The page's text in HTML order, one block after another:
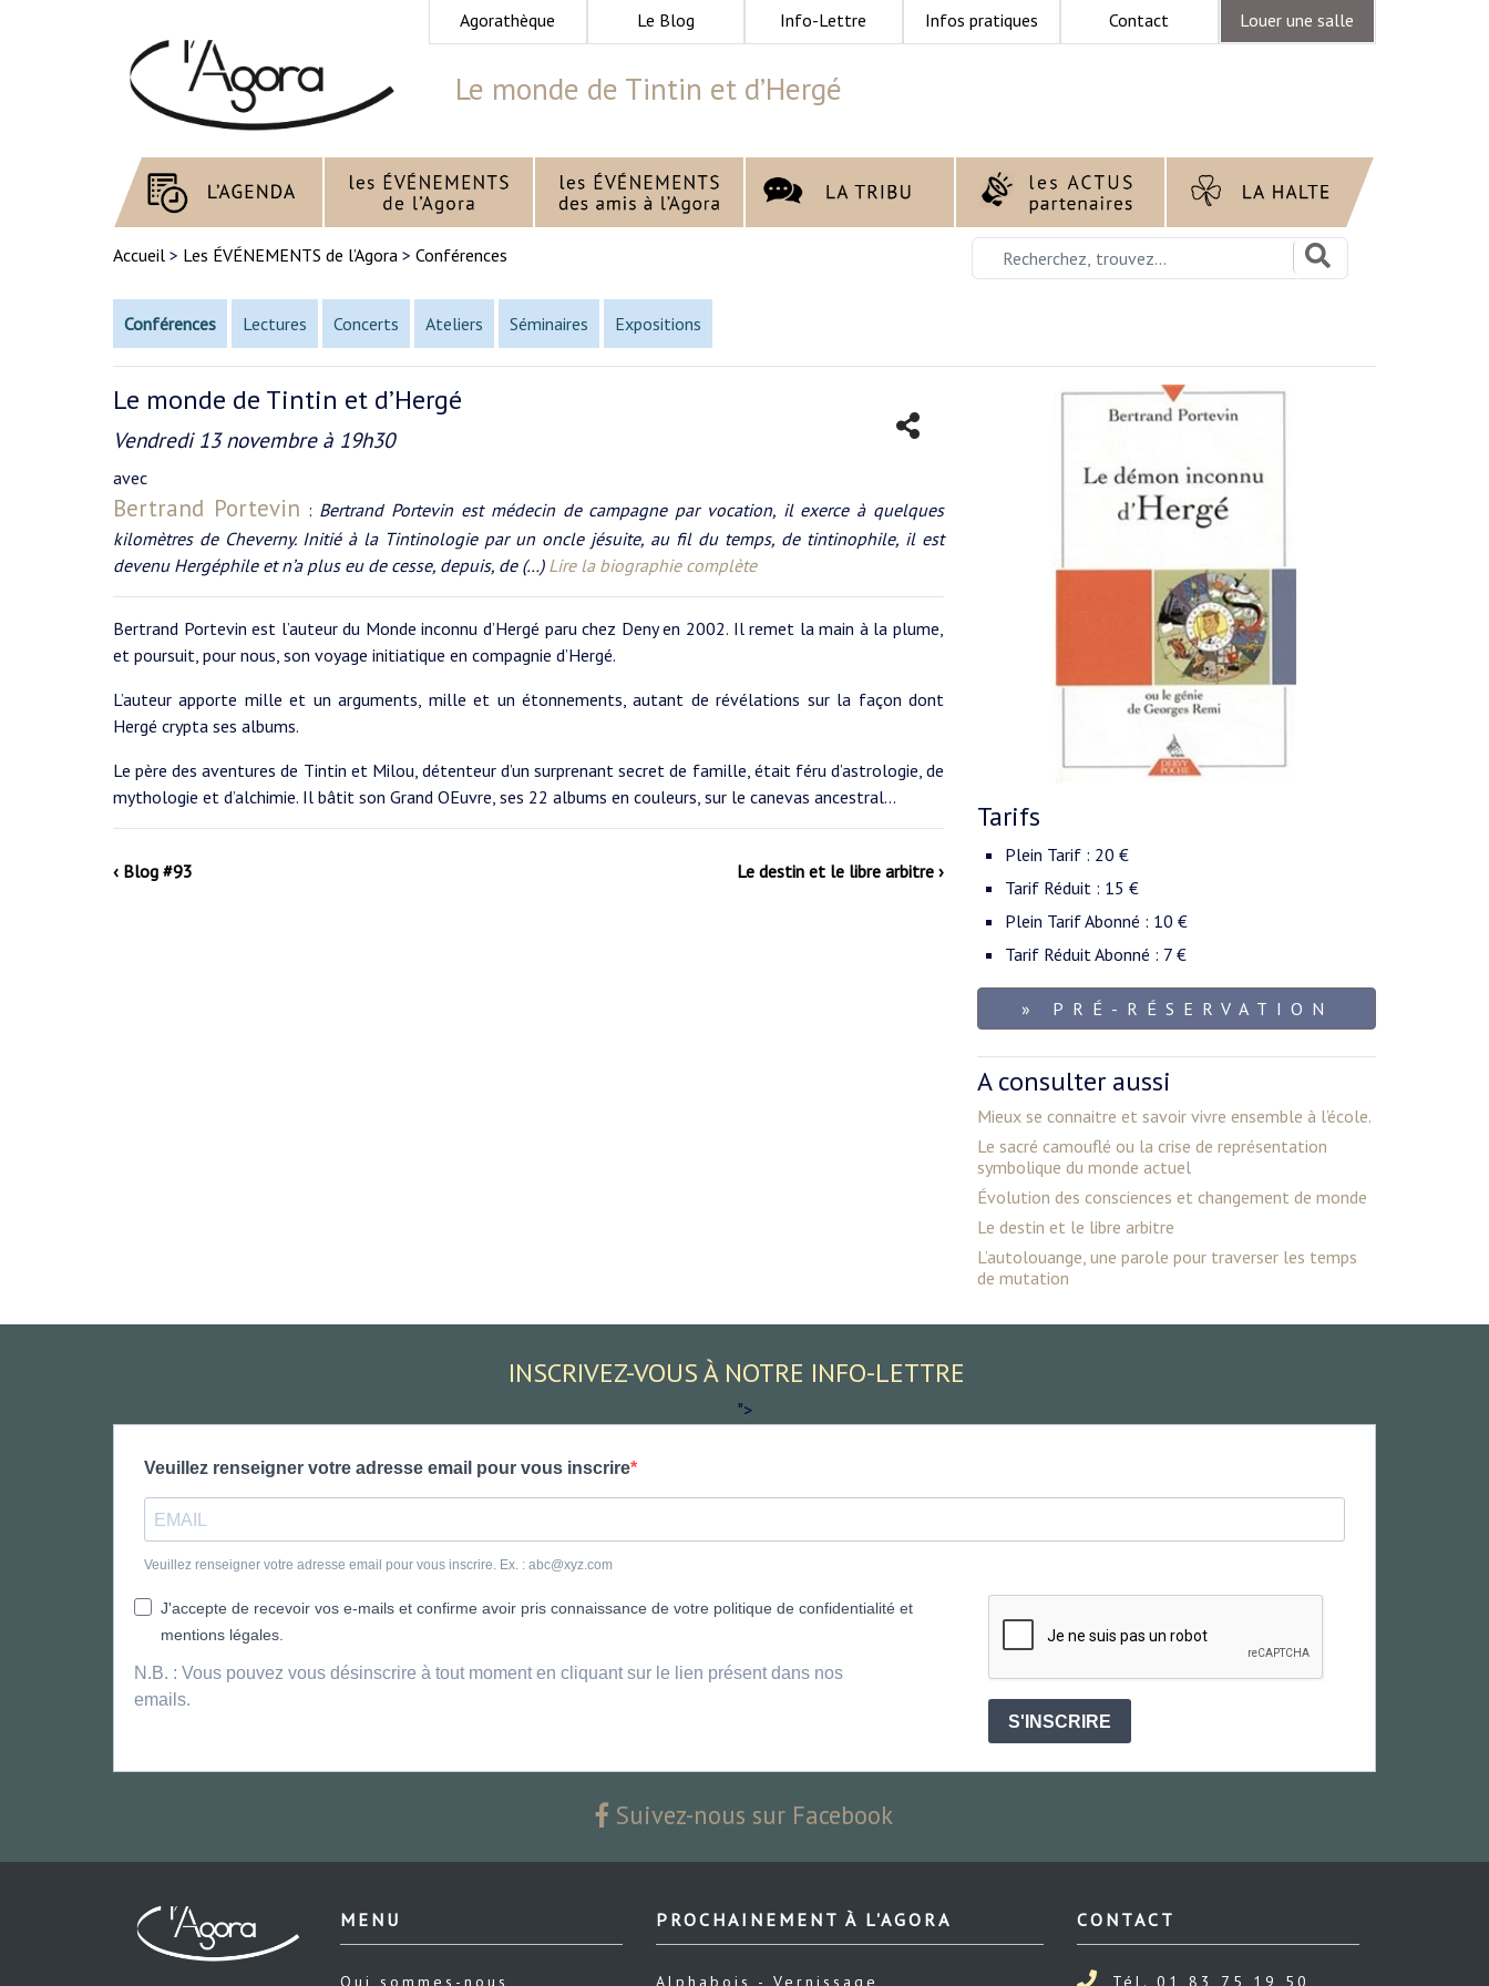
Agorathèque Le Blog Info-Lettre Infos pratiques Contact Louer une salle
Le monde de Tintin et d’Hergé
Accueil > Les ÉVÉNEMENTS de l’Agora > Conférences
Conférences Lectures Concerts Ateliers Séminaires Expositions
Le monde de Tintin et d’Hergé
Vendredi 13 novembre à 19h30
avec
Bertrand Portevin : Bertrand Portevin est médecin de campagne par vocation, il exerce à quelques
kilomètres de Cheverny. Initié à la Tintinologie par un oncle jésuite, au fil du temps, de tintinophile, il est
devenu Hergéphile et n’a plus eu de cesse, depuis, de (…) Lire la biographie complète
Bertrand Portevin est l’auteur du Monde inconnu d’Hergé paru chez Deny en 2002. Il remet la main à la plume,
et poursuit, pour nous, son voyage initiatique en compagnie d’Hergé.
L’auteur apporte mille et un arguments, mille et un étonnements, autant de révélations sur la façon dont
Hergé crypta ses albums.
Le père des aventures de Tintin et Milou, détenteur d’un surprenant secret de famille, était féru d’astrologie, de
mythologie et d’alchimie. Il bâtit son Grand OEuvre, ses 22 albums en couleurs, sur le canevas ancestral...
‹ Blog #93 Le destin et le libre arbitre ›
Tarifs
Plein Tarif : 20 €
Tarif Réduit : 15 €
Plein Tarif Abonné : 10 €
Tarif Réduit Abonné : 7 €
» PRÉ-RÉSERVATION
A consulter aussi
Mieux se connaitre et savoir vivre ensemble à l’école.
Le sacré camouflé ou la crise de représentation
symbolique du monde actuel
Évolution des consciences et changement de monde
Le destin et le libre arbitre
L’autolouange, une parole pour traverser les temps
de mutation
INSCRIVEZ-VOUS À NOTRE INFO-LETTRE
">
Veuillez renseigner votre adresse email pour vous inscrire
Veuillez renseigner votre adresse email pour vous inscrire. Ex. : abc@xyz.com
J'accepte de recevoir vos e-mails et confirme avoir pris connaissance de votre politique de confidentialité et
mentions légales.
N.B. : Vous pouvez vous désinscrire à tout moment en cliquant sur le lien présent dans nos
emails.
S'INSCRIRE
Suivez-nous sur Facebook
MENU
Qui sommes-nous
PROCHAINEMENT À L'AGORA
Alphabois - Vernissage
CONTACT
Tél. 01 83 75 19 50